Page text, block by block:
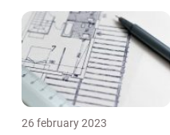
26 february 2023